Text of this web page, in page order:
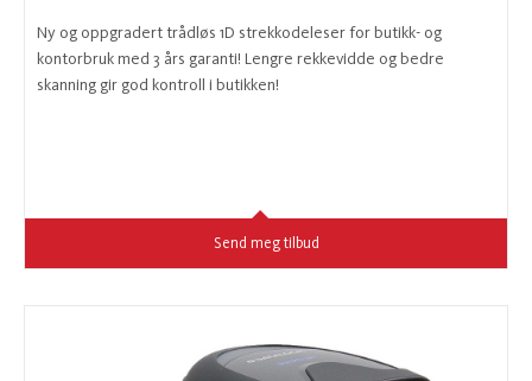
Ny og oppgradert trådløs 1D strekkodeleser for butikk- og
kontorbruk med 3 års garanti! Lengre rekkevidde og bedre
skanning gir god kontroll i butikken!
Send meg tilbud